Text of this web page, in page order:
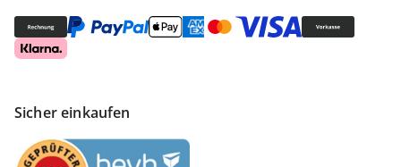
Sicher einkaufen